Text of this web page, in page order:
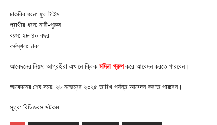
চাকরির ধরন: ফুল টাইম
প্রার্থীর ধরন: নারী-পুরুষ
বয়স: ২৮-৪০ বছর
কর্মস্থল: ঢাকা
আবেদনের নিয়ম: আগ্রহীরা এখানে ক্লিক মদিনা গ্রুপ করে আবেদন করতে পারবেন।
আবেদনের শেষ সময়: ২৮ নভেম্বর ২০২৫ তারিখ পর্যন্ত আবেদন করতে পারবেন।
সূত্র: বিডিজবস ডটকম